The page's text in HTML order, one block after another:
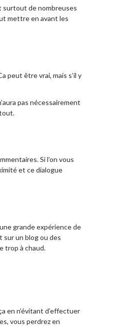
surtout de nombreuses
mettre en avant les
peut être vrai, mais s’il y
pas nécessairement
Si l’on vous
et ce dialogue
grande expérience de
sur un blog ou des
trop à chaud.
en n’évitant d’effectuer
vous perdrez en